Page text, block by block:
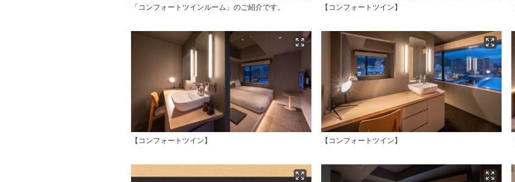
「コンフォートツインルーム」のご紹介です。 【コンフォートツイン】
【コンフォートツイン】 【コンフォートツイン】